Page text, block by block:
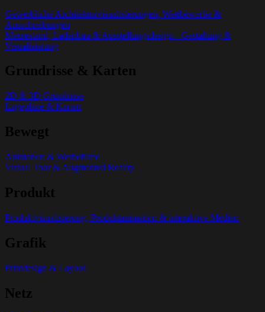
Gewerbliche Architekturvisualisierungen, Wettbewerbe &
Ausschreibungen
Messestand, Ladenbau & Ausstellungsdesign - Gestaltung &
Visualisierung
Grundrisse & Karten
2D & 3D Grundrisse
Lagepläne & Karten
Bewegt
Animation & Werbefilme
Virtual Tour & Augmented Reality
Produkt
Produktvisualisierung, Produktanimation & interaktive Medien
Grafik
Printdesign & Layout
Netz